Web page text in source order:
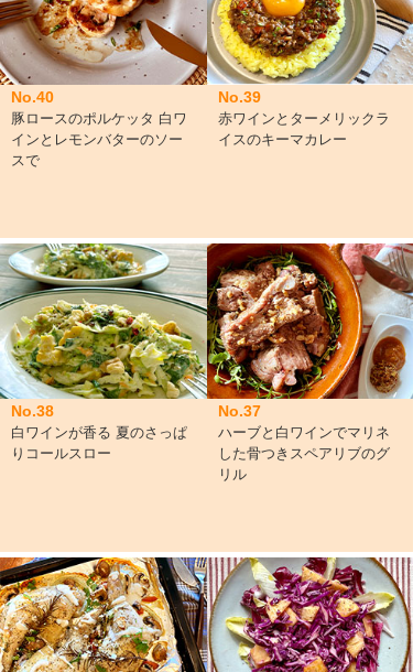
No.40
豚ロースのポルケッタ 白ワ
インとレモンバターのソー
スで
No.39
赤ワインとターメリックラ
イスのキーマカレー
No.38
白ワインが香る 夏のさっぱ
りコールスロー
No.37
ハーブと白ワインでマリネ
した骨つきスペアリブのグ
リル